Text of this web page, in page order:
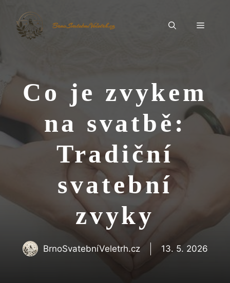
obsah
BrnoSvatebníVeletrh.cz Menu
Co je zvykem
na svatbě:
Tradiční
svatební
zvyky
BrnoSvatebníVeletrh.cz 13. 5. 2026